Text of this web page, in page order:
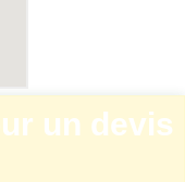
un devis